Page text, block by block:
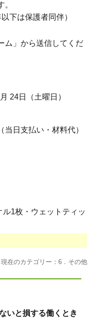
下は保護者同伴）
ム」から送信してくだ
24日（土曜日）
当日支払い・材料代）
1枚・ウェットティッ
現在のカテゴリー：6．その他
と損する働くとき